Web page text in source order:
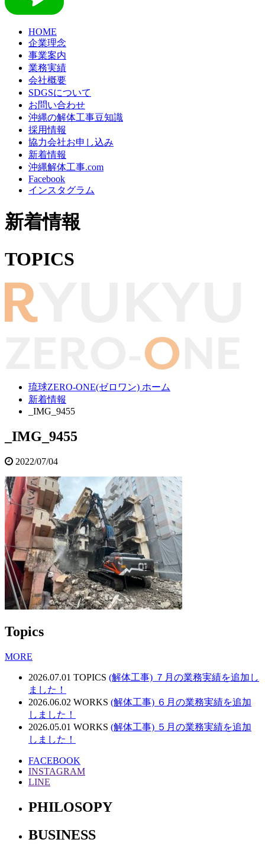
HOME
企業理念
事業案内
業務実績
会社概要
SDGSについて
お問い合わせ
沖縄の解体工事豆知識
採用情報
協力会社お申し込み
新着情報
沖縄解体工事.com
Facebook
インスタグラム
新着情報
TOPICS
琉球ZERO-ONE(ゼロワン) ホーム
新着情報
_IMG_9455
_IMG_9455
2022/07/04
Topics
MORE
2026.07.01 TOPICS (解体工事) ７月の業務実績を追加し
ました！
2026.06.02 WORKS (解体工事) ６月の業務実績を追加
しました！
2026.05.01 WORKS (解体工事) ５月の業務実績を追加
しました！
FACEBOOK
INSTAGRAM
LINE
PHILOSOPY
BUSINESS